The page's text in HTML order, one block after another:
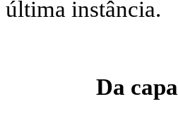
última instância.
Da